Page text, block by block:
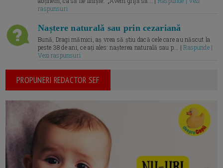
raspunsuri
Naștere naturală sau prin cezariană
Bună, Dragi mămici, aș vrea să știu dacă cele care au născut la
peste 38 de ani, ce ați ales: nașterea naturală sau p... |Raspunde |
Vezi raspunsuri
PROPUNERI REDACTOR SEF